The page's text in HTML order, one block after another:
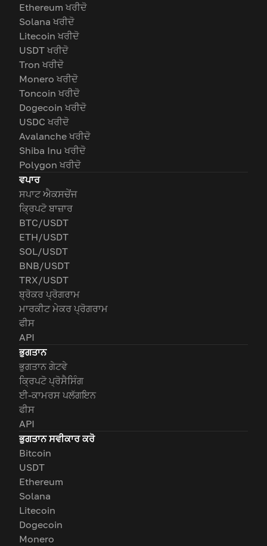
Ethereum ਖਰੀਦੋ
Solana ਖਰੀਦੋ
Litecoin ਖਰੀਦੋ
USDT ਖਰੀਦੋ
Tron ਖਰੀਦੋ
Monero ਖਰੀਦੋ
Toncoin ਖਰੀਦੋ
Dogecoin ਖਰੀਦੋ
USDC ਖਰੀਦੋ
Avalanche ਖਰੀਦੋ
Shiba Inu ਖਰੀਦੋ
Polygon ਖਰੀਦੋ
ਵਪਾਰ
ਸਪਾਟ ਐਕਸਚੇਂਜ
ਕ੍ਰਿਪਟੋ ਬਾਜ਼ਾਰ
BTC/USDT
ETH/USDT
SOL/USDT
BNB/USDT
TRX/USDT
ਬ੍ਰੋਕਰ ਪ੍ਰੋਗਰਾਮ
ਮਾਰਕੀਟ ਮੇਕਰ ਪ੍ਰੋਗਰਾਮ
ਫੀਸ
API
ਭੁਗਤਾਨ
ਭੁਗਤਾਨ ਗੇਟਵੇ
ਕ੍ਰਿਪਟੋ ਪ੍ਰੋਸੈਸਿੰਗ
ਈ-ਕਾਮਰਸ ਪਲੱਗਇਨ
ਫੀਸ
API
ਭੁਗਤਾਨ ਸਵੀਕਾਰ ਕਰੋ
Bitcoin
USDT
Ethereum
Solana
Litecoin
Dogecoin
Monero